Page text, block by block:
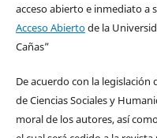
acceso abierto e inmediato a
Acceso Abiertode la
Cañas”
De acuerdo con la legislación
de Ciencias Sociales y
moral de los autores, así